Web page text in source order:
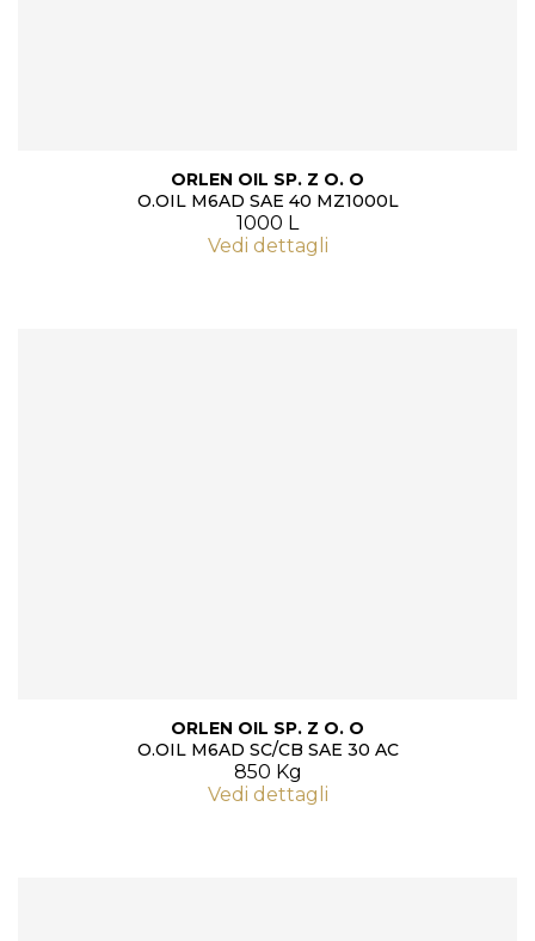
ORLEN OIL SP. Z O. O
O.OIL M6AD SAE 40 MZ1000L
1000 L
Vedi dettagli
ORLEN OIL SP. Z O. O
O.OIL M6AD SC/CB SAE 30 AC
850 Kg
Vedi dettagli